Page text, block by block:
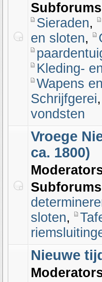
Sieraden,
en sloten,
Kleding-
Wapens
Schrijfgerei,
vondsten
Vroege
ca. 1800)
sloten,
Nieuwe